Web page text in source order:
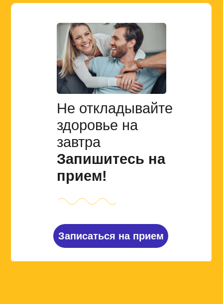
Не откладывайте
здоровье на
завтра
Запишитесь на
прием!
Записаться на прием